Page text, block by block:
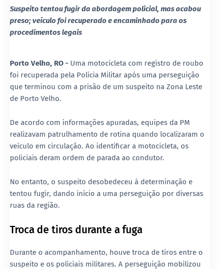
Suspeito tentou fugir da abordagem policial, mas acabou
preso; veículo foi recuperado e encaminhado para os
procedimentos legais
Porto Velho, RO - Uma motocicleta com registro de roubo
foi recuperada pela Polícia Militar após uma perseguição
que terminou com a prisão de um suspeito na Zona Leste
de Porto Velho.
De acordo com informações apuradas, equipes da PM
realizavam patrulhamento de rotina quando localizaram o
veículo em circulação. Ao identificar a motocicleta, os
policiais deram ordem de parada ao condutor.
No entanto, o suspeito desobedeceu à determinação e
tentou fugir, dando início a uma perseguição por diversas
ruas da região.
Troca de tiros durante a fuga
Durante o acompanhamento, houve troca de tiros entre o
suspeito e os policiais militares. A perseguição mobilizou